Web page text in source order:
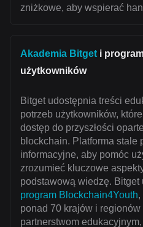
zniżkowe, aby wspierać
Akademia Bitget i
użytkowników
Bitget udostępnia treści
potrzeb użytkowników,
dostęp do przyszłości
blockchain. Platforma stale
informacyjne, aby pomóc
zrozumieć kluczowe
podstawową wiedzę. Bitget
program Blockchain4Youth,
ponad 70 krajów i
partnerstwom